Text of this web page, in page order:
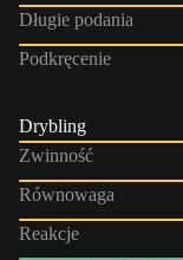
Długie podania
Podkręcenie
Drybling
Zwinność
Równowaga
Reakcje